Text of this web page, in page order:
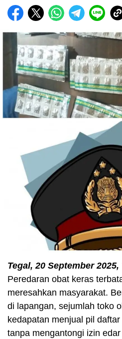
Tegal, 20 September 2025,
Peredaran obat keras
meresahkan masyarakat.
di lapangan, sejumlah toko
kedapatan menjual pil
tanpa mengantongi izin